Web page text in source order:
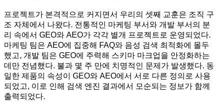
프로젝트가 본격적으로 커지면서 우리의 셋째 교훈은 조직 구
조 자체에서 나왔다. 전통적인 마케팅 부서와 개발 부서의 분
리 속에서 GEO와 AEO가 각각 별개 프로젝트로 운영되었다.
마케팅 팀은 AEO에 집중해 FAQ와 음성 검색 최적화에 몰두
했고, 개발 팀은 GEO에 주력해 스키마 마크업을 안정화하는
데만 전념했다. 불과 몇 주 만에 치명적인 문제가 발생했다. 동
일한 제품의 속성이 GEO와 AEO에서 서로 다른 정의로 사용
되었고, 이로 인해 검색 엔진 결과에서 모순되는 정보가 함께
출력되었다.